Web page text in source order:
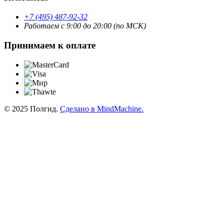
+7 (495) 487-92-32
Работаем с 9:00 до 20:00 (по МСК)
Принимаем к оплате
© 2025 Полгид. Сделано в MindMachine.